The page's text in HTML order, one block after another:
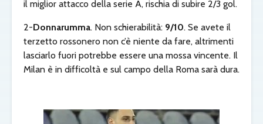
il miglior attacco della serie A, rischia di subire 2/3 gol.
2-Donnarumma. Non schierabilità: 9/10. Se avete il
terzetto rossonero non c’è niente da fare, altrimenti
lasciarlo fuori potrebbe essere una mossa vincente. Il
Milan è in difficoltà e sul campo della Roma sarà dura.